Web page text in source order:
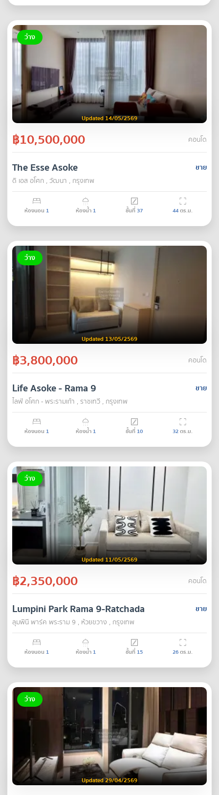
ว่าง
Updated 14/05/2569
฿10,500,000 คอนโด
ขาย
The Esse Asoke
ดิ เอส อโศก , วัฒนา , กรุงเทพ
ห้องนอน 1 ห้องน้ำ 1 ชั้นที่37 44ตร.ม.
ว่าง
Updated 13/05/2569
฿3,800,000 คอนโด
ขาย
Life Asoke - Rama 9
ไลฟ์ อโศก - พระรามเก้า , ราชเทวี , กรุงเทพ
ห้องนอน 1 ห้องน้ำ 1 ชั้นที่ 10 32ตร.ม.
ว่าง
Updated 11/05/2569
฿2,350,000 คอนโด
ขาย
Lumpini Park Rama 9-Ratchada
ลุมพินี พาร์ค พระราม 9 , ห้วยขวาง , กรุงเทพ
ห้องนอน 1 ห้องน้ำ 1 ชั้นที่ 15 26ตร.ม.
ว่าง
Updated 29/04/2569